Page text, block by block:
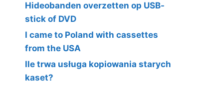
Hideobanden overzetten op USB-
stick of DVD
I came to Poland with cassettes
from the USA
Ile trwa usługa kopiowania starych
kaset?